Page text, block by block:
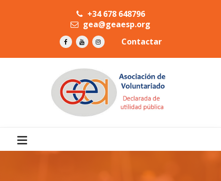
+34 678 648796
gea@geaesp.org
Contactar